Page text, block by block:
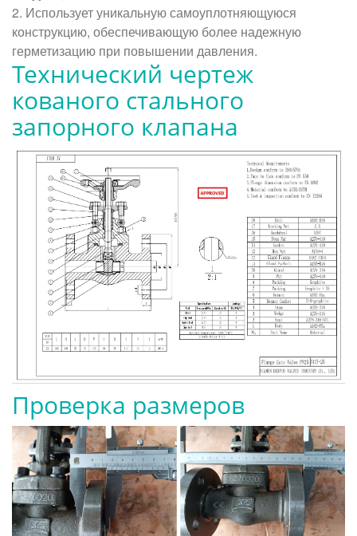
2. Использует уникальную самоуплотняющуюся
конструкцию, обеспечивающую более надежную
герметизацию при повышении давления.
Технический чертеж
кованого стального
запорного клапана
Проверка размеров